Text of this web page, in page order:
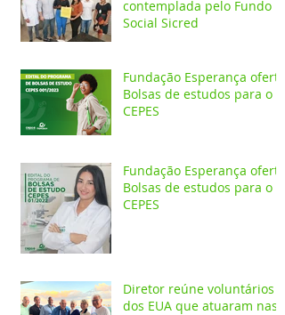
contemplada pelo Fundo
Social Sicred
Fundação Esperança oferta
Bolsas de estudos para o
CEPES
Fundação Esperança oferta
Bolsas de estudos para o
CEPES
Diretor reúne voluntários
dos EUA que atuaram nas